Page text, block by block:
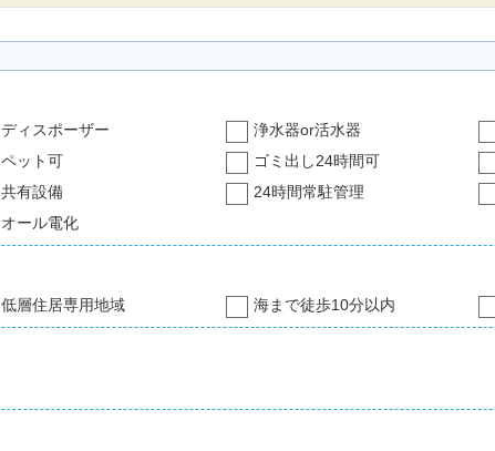
ディスポーザー
浄水器or活水器
ペット可
ゴミ出し24時間可
共有設備
24時間常駐管理
オール電化
低層住居専用地域 海まで徒歩10分以内